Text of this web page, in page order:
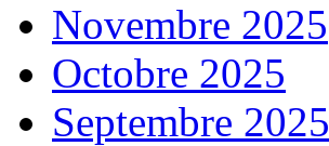
Novembre 2025
Octobre 2025
Septembre 2025